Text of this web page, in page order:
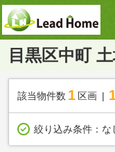
目黒区中町
該当物件数 1 区画
絞り込み条件： な